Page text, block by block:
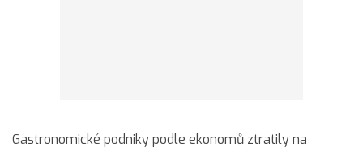
Gastronomické podniky podle ekonomů ztratily na